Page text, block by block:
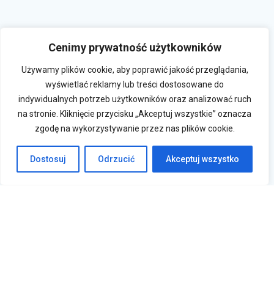
Cenimy prywatność użytkowników
Używamy plików cookie, aby poprawić jakość przeglądania,
wyświetlać reklamy lub treści dostosowane do
indywidualnych potrzeb użytkowników oraz analizować ruch
na stronie. Kliknięcie przycisku „Akceptuj wszystkie” oznacza
zgodę na wykorzystywanie przez nas plików cookie.
Dostosuj Odrzucić Akceptuj wszystko